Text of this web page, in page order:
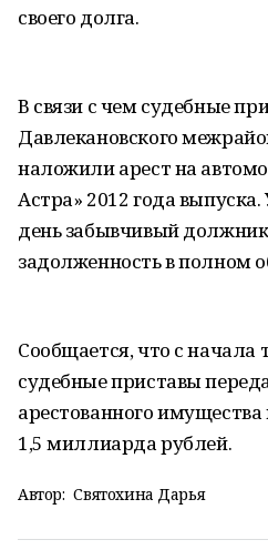
своего долга.
В связи с чем судебные
Давлекановского
наложили арест на
Астра» 2012 года
день забывчивый
задолженность в полном
Сообщается, что с начала
судебные приставы
арестованного
1,5 миллиарда рублей.
Автор: Святохина Дарья